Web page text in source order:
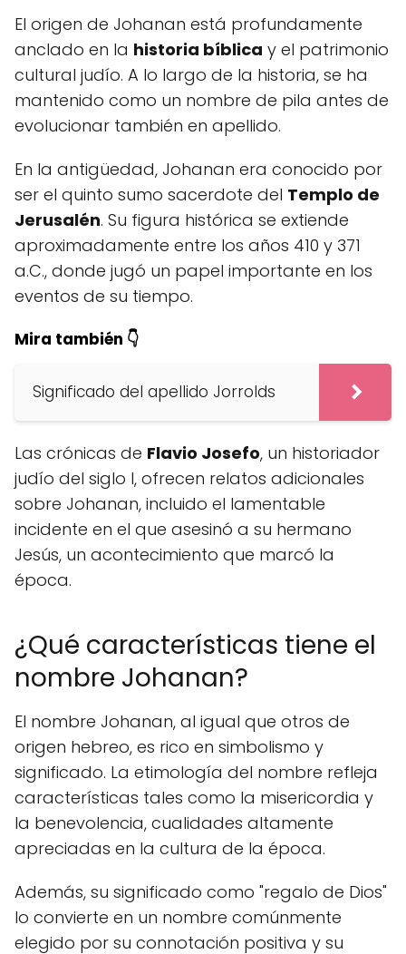
El origen de Johanan está profundamente
anclado en la historia bíblica y el patrimonio
cultural judío. A lo largo de la historia, se ha
mantenido como un nombre de pila antes de
evolucionar también en apellido.
En la antigüedad, Johanan era conocido por
ser el quinto sumo sacerdote del Templo de
Jerusalén. Su figura histórica se extiende
aproximadamente entre los años 410 y 371
a.C., donde jugó un papel importante en los
eventos de su tiempo.
Mira también 👇
Significado del apellido Jorrolds
Las crónicas de Flavio Josefo, un historiador
judío del siglo I, ofrecen relatos adicionales
sobre Johanan, incluido el lamentable
incidente en el que asesinó a su hermano
Jesús, un acontecimiento que marcó la
época.
¿Qué características tiene el
nombre Johanan?
El nombre Johanan, al igual que otros de
origen hebreo, es rico en simbolismo y
significado. La etimología del nombre refleja
características tales como la misericordia y
la benevolencia, cualidades altamente
apreciadas en la cultura de la época.
Además, su significado como "regalo de Dios"
lo convierte en un nombre comúnmente
elegido por su connotación positiva y su